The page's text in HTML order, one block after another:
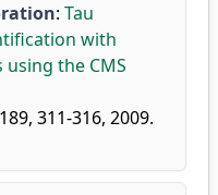
: Tau
with
the CMS
189, 311-316, 2009.